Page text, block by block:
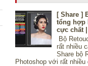
[ Share ]
tổng hợp
cực chất
Bộ
rất nhiều
Share bộ
Photoshop với rất nhiều